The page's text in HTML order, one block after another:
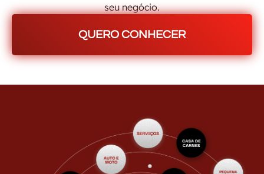
seu negócio.
QUERO CONHECER